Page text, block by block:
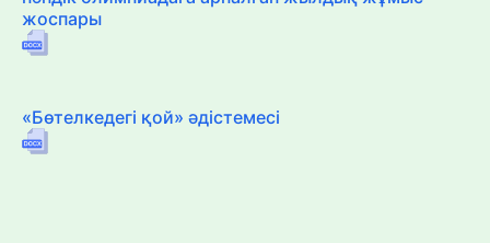
жоспары
«Бөтелкедегі қой» әдістемесі